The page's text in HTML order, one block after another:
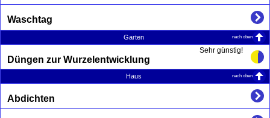
Waschtag
Garten nach oben
Sehr günstig!
Düngen zur Wurzelentwicklung
Haus nach oben
Abdichten